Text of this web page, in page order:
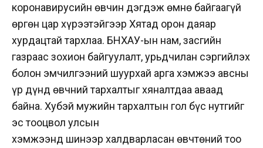
коронавирусийн өвчин дэгдэж өмнө байгаагүй
өргөн цар хүрээтэйгээр Хятад орон даяар
хурдацтай тархлаа. БНХАУ-ын нам, засгийн
газраас зохион байгуулалт, урьдчилан сэргийлэх
болон эмчилгээний шуурхай арга хэмжээ авсны
үр дүнд өвчний тархалтыг хяналтдаа аваад
байна. Хубэй мужийн тархалтын гол бүс нутгийг
эс тооцвол улсын
хэмжээнд шинээр халдварласан өвчтөний тоо